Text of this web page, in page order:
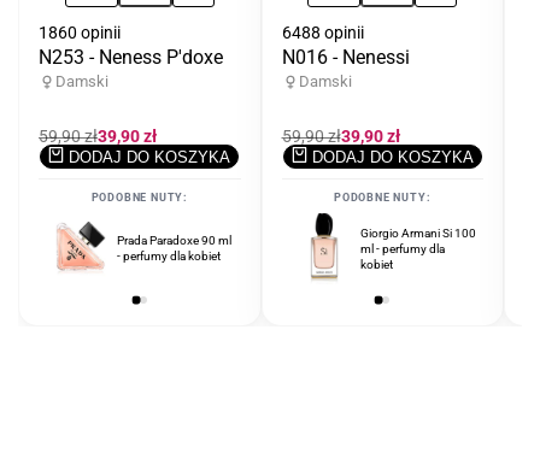
1860 opinii
N253 - Neness P'doxe
Damski
Cena
regularna
59,90 złCena
promocyjna
39,90 zł
DODAJ DO KOSZYKA
PODOBNE NUTY:
Prada Paradoxe 90 ml
- perfumy dla kobiet
Erba Pura Sospiro
Perfumes 100 ml
unisex - perfumy
unisex
6488 opinii
N016 - Nenessi
Damski
Cena
regularna
59,90 złCena
promocyjna
39,90 zł
DODAJ DO KOSZYKA
PODOBNE NUTY:
Giorgio Armani Si 100
ml - perfumy dla
kobiet